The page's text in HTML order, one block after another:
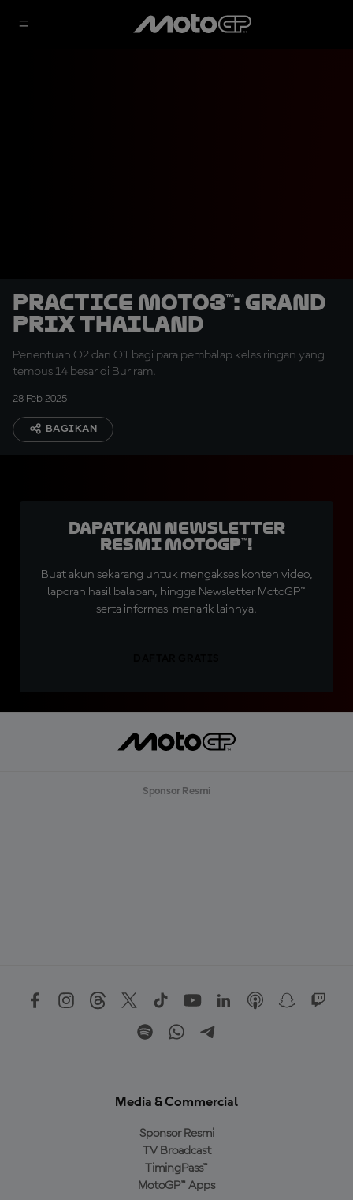
Practice Moto3™: Grand
Prix Thailand
Penentuan Q2 dan Q1 bagi para pembalap kelas ringan yang
tembus 14 besar di Buriram.
28 Feb 2025
BAGIKAN
Dapatkan Newsletter
Resmi MotoGP™!
Buat akun sekarang untuk mengakses konten video,
laporan hasil balapan, hingga Newsletter MotoGP™
serta informasi menarik lainnya.
Sponsor Resmi
Media & Commercial
Sponsor Resmi
TV Broadcast
TimingPass™
MotoGP™ Apps